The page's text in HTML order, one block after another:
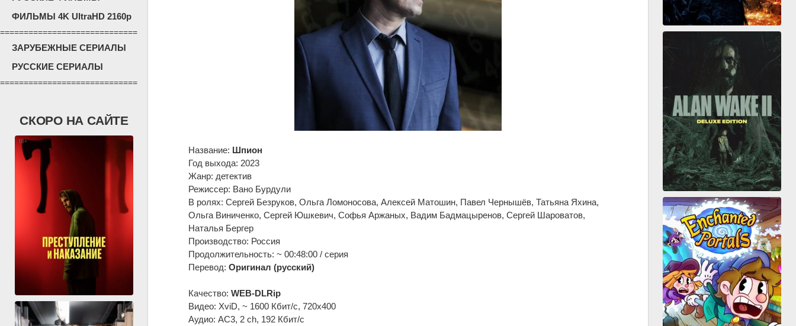
ФИЛЬМЫ 4K UltraHD 2160p
=============================
ЗАРУБЕЖНЫЕ СЕРИАЛЫ
РУССКИЕ СЕРИАЛЫ
=============================
СКОРО НА САЙТЕ
Название: Шпион
Год выхода: 2023
Жанр: детектив
Режиссер: Вано Бурдули
В ролях: Сергей Безруков, Ольга Ломоносова, Алексей Матошин, Павел Чернышёв, Татьяна Яхина,
Ольга Виниченко, Сергей Юшкевич, Софья Аржаных, Вадим Бадмацыренов, Сергей Шароватов,
Наталья Бергер
Производство: Россия
Продолжительность: ~ 00:48:00 / серия
Перевод: Оригинал (русский)
Качество: WEB-DLRip
Видео: XviD, ~ 1600 Кбит/с, 720x400
Аудио: AC3, 2 ch, 192 Кбит/с